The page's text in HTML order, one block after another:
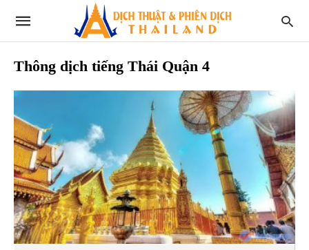
Thông dịch tiếng Thái Quận 4